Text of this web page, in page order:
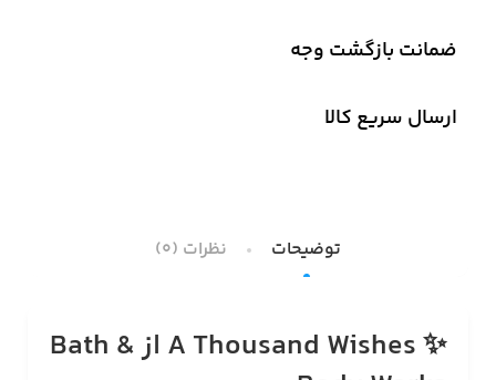
ضمانت بازگشت وجه
ارسال سریع کالا
توضیحات نظرات (0)
✨
A Thousand Wishes از Bath &